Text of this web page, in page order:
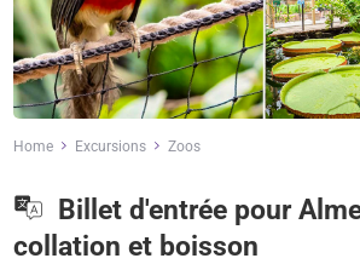
Home Excursions Zoos
Billet d'entrée pour
collation et boisson